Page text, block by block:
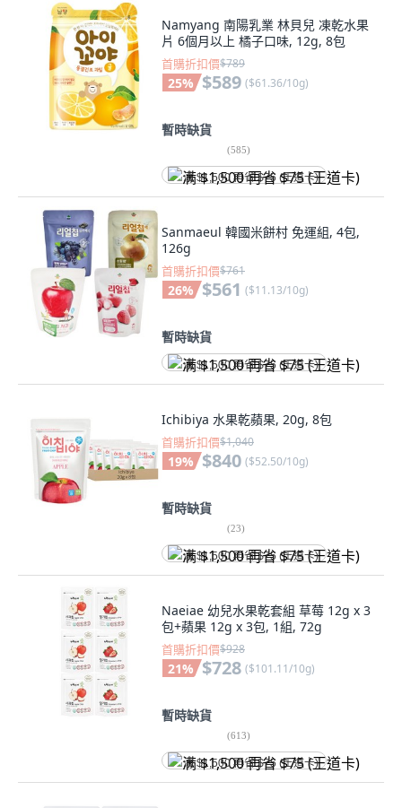
Namyang 南陽乳業 林貝兒 凍乾水果
片 6個月以上 橘子口味, 12g, 8包
首購折扣價$789
25% $589 ($61.36/10g)
暫時缺貨
(585)
满 $1,500 再省 $75 (王道卡)
Sanmaeul 韓國米餅村 免運組, 4包,
126g
首購折扣價$761
26% $561 ($11.13/10g)
暫時缺貨
满 $1,500 再省 $75 (王道卡)
Ichibiya 水果乾蘋果, 20g, 8包
首購折扣價$1,040
19% $840 ($52.50/10g)
暫時缺貨
(23)
满 $1,500 再省 $75 (王道卡)
Naeiae 幼兒水果乾套組 草莓 12g x 3
包+蘋果 12g x 3包, 1組, 72g
首購折扣價$928
21% $728 ($101.11/10g)
暫時缺貨
(613)
满 $1,500 再省 $75 (王道卡)